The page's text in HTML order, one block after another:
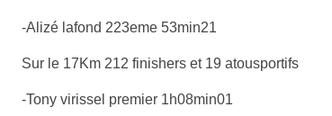
-Alizé lafond 223eme 53min21
Sur le 17Km 212 finishers et 19 atousportifs
-Tony virissel premier 1h08min01